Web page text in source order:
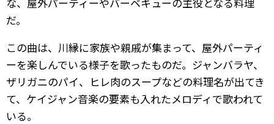
だ。
この曲は、川縁に家族や親戚が集まって、屋外パーティ
ーを楽しんでいる様子を歌ったものだ。ジャンバラヤ、
ザリガニのパイ、ヒレ肉のスープなどの料理名が出てき
て、ケイジャン音楽の要素も入れたメロディで歌われて
いる。